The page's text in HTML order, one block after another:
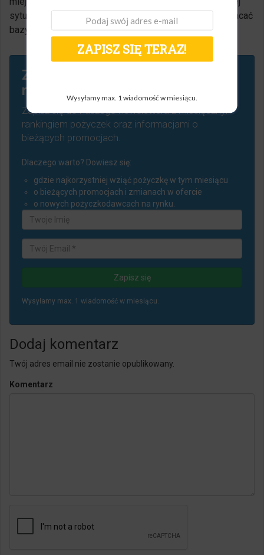
sytuacji finansowej, opłaca się na dłuższą metę wzbogacać
bazy rejestrów dłużników.
Zapisz się do naszego
newslettera.
Zapisz się do naszego newslettera z miesięcznym
rankingiem pożyczek oraz informacjami o
bieżących promocjach.
Dlaczego warto? Dowiesz się:
gdzie najkorzystniej wziąć pożyczkę w tym miesiącu
o bieżących promocjach i zmianach w ofercie
o nowych pożyczkodawcach na rynku.
Wysyłamy max. 1 wiadomość w miesiącu.
Dodaj komentarz
Twój adres email nie zostanie opublikowany.
Komentarz
ZAPISZ SIĘ TERAZ!
Wysyłamy max. 1 wiadomość w miesiącu.